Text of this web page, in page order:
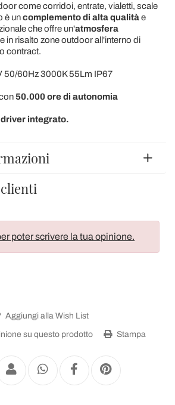
come corridoi, entrate, vialetti, scale
è uncomplemento di alta qualitàe
che offre un'atmosfera
in risalto zone outdoor all'interno di
contract.
50/60Hz 3000K 55Lm IP67
50.000 ore di autonomia
integrato.
poter scrivere la tua opinione.
Aggiungi alla Wish List
su questo prodotto Stampa